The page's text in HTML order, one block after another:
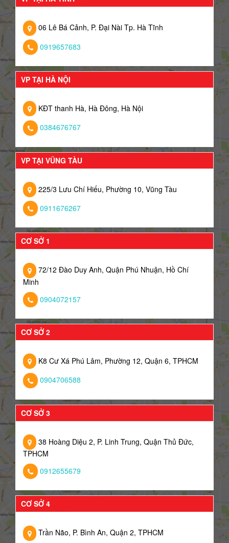
06 Lê Bá Cảnh, P. Đại Nài Tp. Hà Tĩnh
0919657683
VP TẠI HÀ NỘI
KĐT thanh Hà, Hà Đông, Hà Nội
0384676767
VP TẠI VŨNG TÀU
225/3 Lưu Chí Hiếu, Phường 10, Vũng Tàu
0911676267
CƠ SỞ 1
72/12 Đào Duy Anh, Quận Phú Nhuận, Hồ Chí
Minh
0904072157
CƠ SỞ 2
K8 Cư Xá Phú Lâm, Phường 12, Quận 6, TPHCM
0904706588
CƠ SỞ 3
38 Hoàng Diệu 2, P. Linh Trung, Quận Thủ Đức,
TPHCM
0912655679
CƠ SỞ 4
Trần Não, P. Bình An, Quận 2, TPHCM